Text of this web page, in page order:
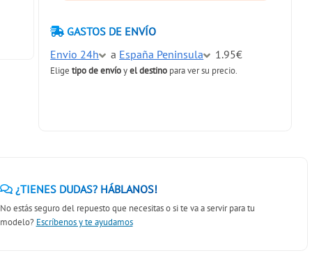
GASTOS DE ENVÍO
Envio 24h
a España Peninsula 1.95€
Eligetipo de envíoyel destino para ver su precio.
¿TIENES DUDAS? HÁBLANOS!
No estás seguro del repuesto que necesitas o si te va a servir para tu
modelo? Escríbenos y te ayudamos